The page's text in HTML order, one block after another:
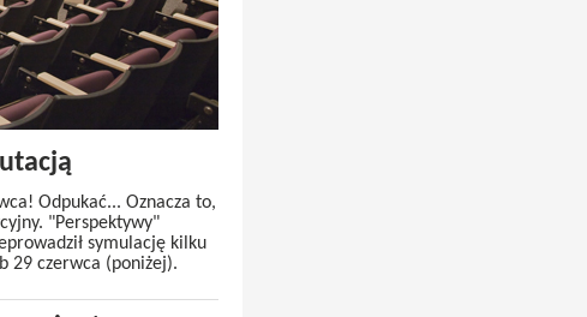
Odpukać... Oznacza to,
"Perspektywy"
symulację kilku
29 czerwca (poniżej).